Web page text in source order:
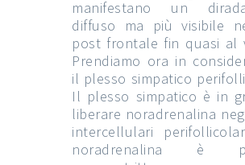
manifestano un
diffuso ma più visibile
post frontale fin quasi al
Prendiamo ora in
il plesso simpatico
Il plesso simpatico è in
liberare noradrenalina
intercellulari
noradrenalina è